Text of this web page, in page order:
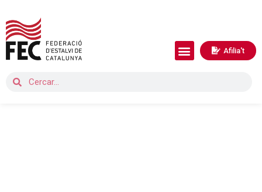
Afilia't